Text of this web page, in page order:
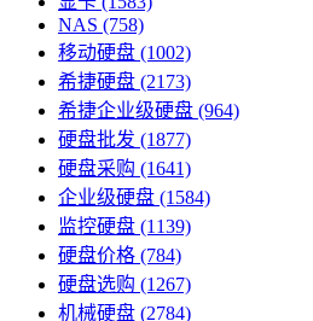
NAS (758)
移动硬盘 (1002)
希捷硬盘 (2173)
希捷企业级硬盘 (964)
硬盘批发 (1877)
硬盘采购 (1641)
企业级硬盘 (1584)
监控硬盘 (1139)
硬盘价格 (784)
硬盘选购 (1267)
机械硬盘 (2784)